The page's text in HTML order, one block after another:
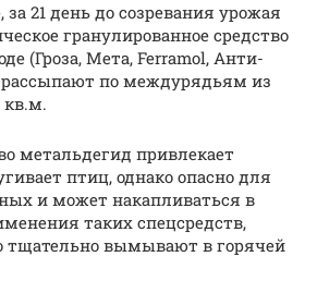
21 день до созревания урожая
гранулированное средство
(Гроза, Мета, Ferramol, Анти-
рассыпают по междурядьям из
кв.м.
метальдегид привлекает
птиц, однако опасно для
и может накапливаться в
таких спецсредств,
тщательно вымывают в горячей